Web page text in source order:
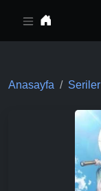
Anasayfa Seriler